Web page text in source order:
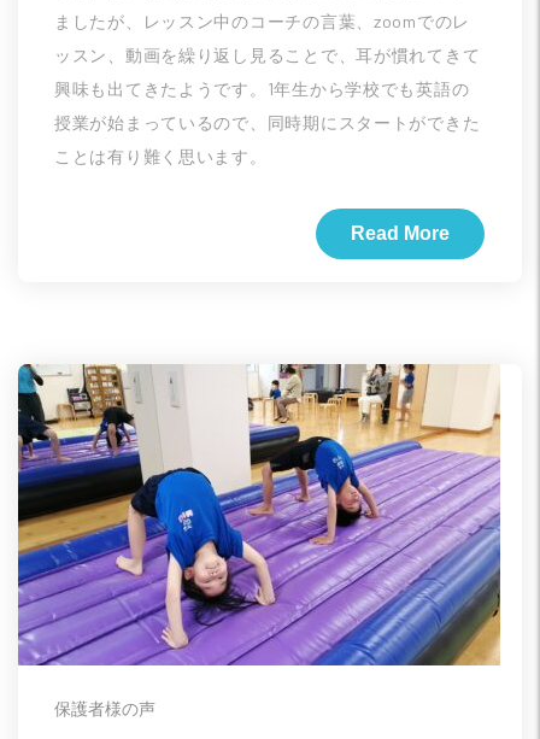
ましたが、レッスン中のコーチの言葉、zoomでのレ
ッスン、動画を繰り返し見ることで、耳が慣れてきて
興味も出てきたようです。1年生から学校でも英語の
授業が始まっているので、同時期にスタートができた
ことは有り難く思います。
Read More
保護者様の声